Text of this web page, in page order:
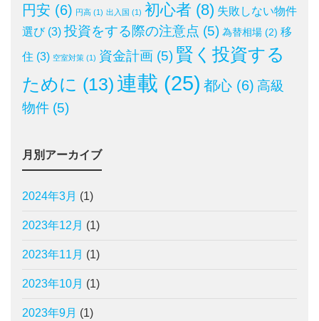
円安 (6) 円高 (1) 出入国 (1) 初心者 (8) 失敗しない物件
選び(3) 投資をする際の注意点 (5) 為替相場 (2) 移
住 (3) 空室対策 (1) 資金計画 (5) 賢く投資する
ために (13) 連載 (25) 都心 (6) 高級
物件 (5)
月別アーカイブ
2024年3月 (1)
2023年12月 (1)
2023年11月 (1)
2023年10月 (1)
2023年9月 (1)